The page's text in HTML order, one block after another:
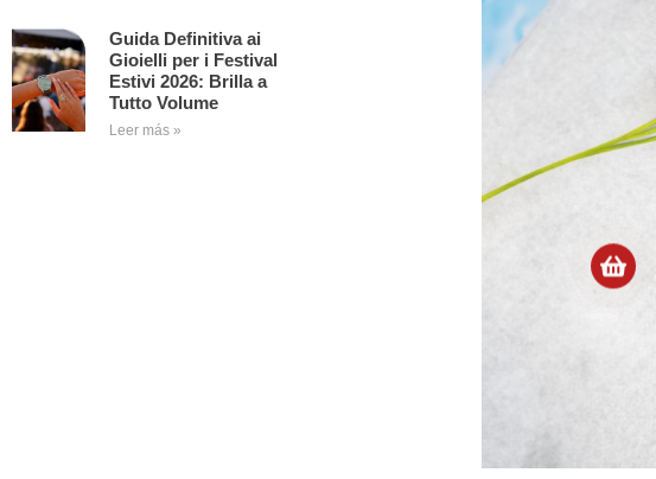
Guida Definitiva ai
Gioielli per i Festival
Estivi 2026: Brilla a
Tutto Volume
Leer más »